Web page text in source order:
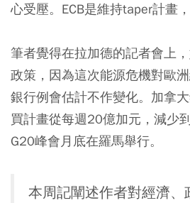
心受壓。ECB是維持taper計畫
筆者覺得在拉加德的記者會上
政策，因為這次能源危機對歐
銀行例會估計不作變化。加拿
買計畫從每週20億加元，減少
G20峰會月底在羅馬舉行。
本周記闡述作者對經濟、